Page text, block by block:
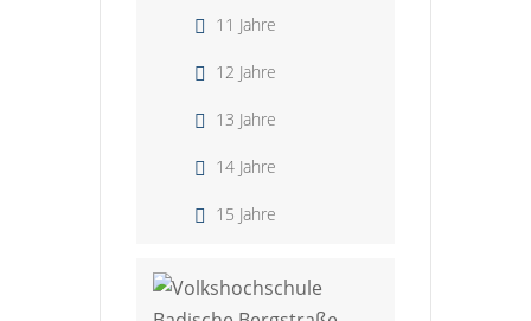
11 Jahre
12 Jahre
13 Jahre
14 Jahre
15 Jahre